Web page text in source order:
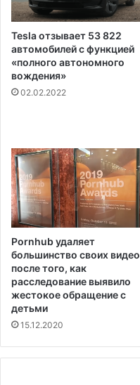
о
в
л
я
е
м
ы
т
о
ч
н
и
к
о
в
э
н
е
р
г
и
и
у
с
т
р
а
н
е
м
"
о
п
а
с
н
о
й
э
р
о
и
Tesla отзывает 53 822
автомобилей с функцией
«полного автономного
вождения»
02.02.2022
Pornhub удаляет
большинство своих видео
после того, как
расследование выявило
жестокое обращение с
детьми
15.12.2020